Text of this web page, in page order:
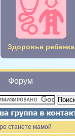
Здоровье ребенка
Форум
станете мамой